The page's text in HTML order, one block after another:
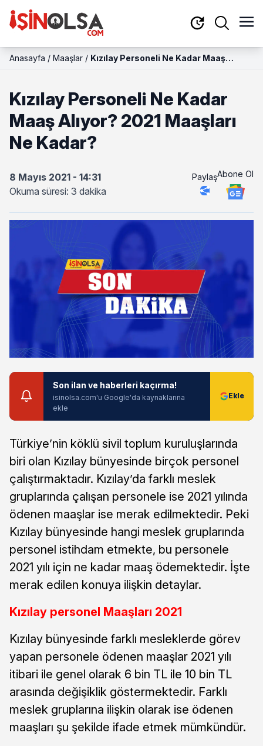
Anasayfa / Maaşlar / Kızılay Personeli Ne Kadar Maaş
Kızılay Personeli Ne Kadar
Maaş Alıyor? 2021 Maaşları
Ne Kadar?
8 Mayıs 2021 - 14:31
Okuma süresi: 3 dakika
PaylaşAbone Ol
Son ilan ve haberleri kaçırma!
isinolsa.com'u Google'da kaynaklarına
ekle
Türkiye’nin köklü sivil toplum kuruluşlarında
biri olan Kızılay bünyesinde birçok personel
çalıştırmaktadır. Kızılay’da farklı meslek
gruplarında çalışan personele ise 2021 yılında
ödenen maaşlar ise merak edilmektedir. Peki
Kızılay bünyesinde hangi meslek gruplarında
personel istihdam etmekte, bu personele
2021 yılı için ne kadar maaş ödemektedir. İşte
merak edilen konuya ilişkin detaylar.
Kızılay personel Maaşları 2021
Kızılay bünyesinde farklı mesleklerde görev
yapan personele ödenen maaşlar 2021 yılı
itibari ile genel olarak 6 bin TL ile 10 bin TL
arasında değişiklik göstermektedir. Farklı
meslek gruplarına ilişkin olarak ise ödenen
maaşları şu şekilde ifade etmek mümkündür.